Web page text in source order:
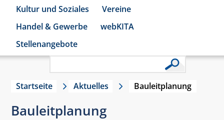
Kultur und Soziales
Vereine
Handel & Gewerbe
webKITA
Stellenangebote
Startseite Aktuelles Bauleitplanung
Bauleitplanung